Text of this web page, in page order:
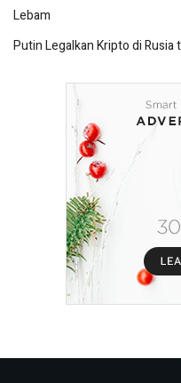
Lebam
Putin Legalkan Kripto di